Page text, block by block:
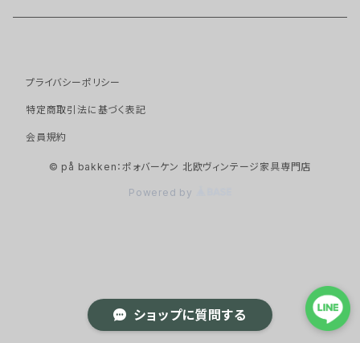
ショップに質問する
ダイニングチェア
アームチェア
イージーチェア
１シーター
２シーター
テーブル・デスク
サイドテーブル
キャビネット・ストレージ
Arne Vodder
Borge Mogensen
Henning Kjaernulf
プライバシーポリシー
特定商取引法に基づく表記
会員規約
© på bakken：ポォバーケン 北欧ヴィンテージ家具専門店
Powered by